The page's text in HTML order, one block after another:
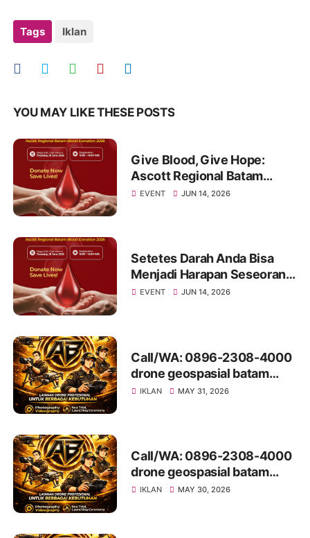
Tags Iklan
YOU MAY LIKE THESE POSTS
Give Blood, Give Hope:
Ascott Regional Batam
Invites the Community to
EVENT JUN 14, 2026
Setetes Darah Anda Bisa
Menjadi Harapan Seseorang:
Mari Bergabung di Donor
EVENT JUN 14, 2026
Call/WA: 0896-2308-4000
drone geospasial batam
LubukBaja
IKLAN MAY 31, 2026
Call/WA: 0896-2308-4000
drone geospasial batam
LubukBaja
IKLAN MAY 30, 2026